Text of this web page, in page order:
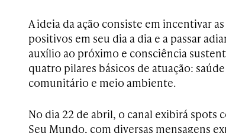
A ideia da ação consiste em incentivar
positivos em seu dia a dia e a passar
auxílio ao próximo e consciência
quatro pilares básicos de atuação:
comunitário e meio ambiente.
No dia 22 de abril, o canal exibirá
Seu Mundo, com diversas mensagens